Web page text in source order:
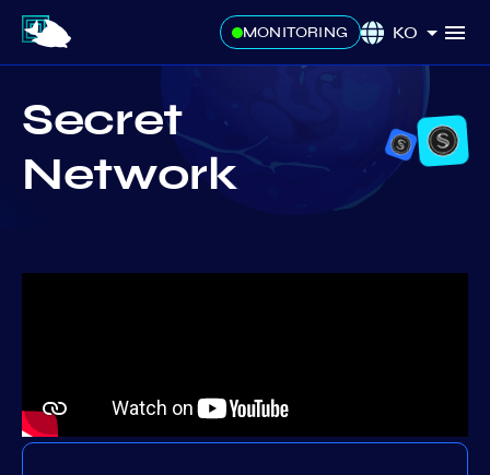
MONITORING KO
Secret
Network